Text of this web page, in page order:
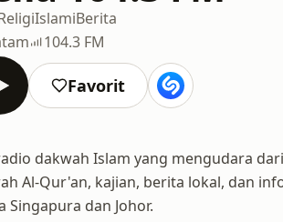
IslamiBerita
104.3 FM
Favorit
dakwah Islam yang mengudara
Al-Qur'an, kajian, berita lokal, dan
dan Johor.